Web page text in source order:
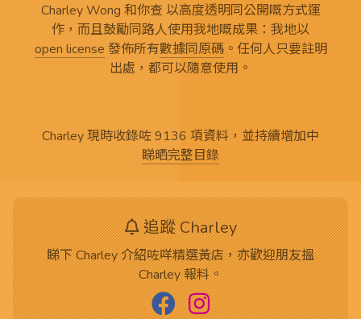
Charley Wong 和你查 以高度透明同公開嘅方式運
作，而且鼓勵同路人使用我地嘅成果：我地以
open license 發佈所有數據同原碼。任何人只要註明
出處，都可以隨意使用。
Charley 現時收錄咗 9136 項資料，並持續增加中
睇晒完整目錄
追蹤 Charley
睇下 Charley 介紹咗咩精選黃店，亦歡迎朋友搵
Charley 報料。